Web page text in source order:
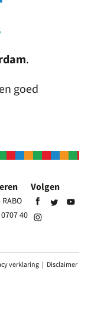
.
goed
RABO
40
Volgen
verklaring | Disclaimer